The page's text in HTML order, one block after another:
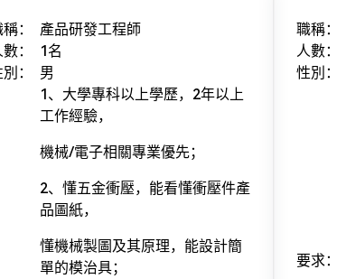
：
產品研發工程師
：
1名
：
男
1、大學專科以上學歷，2年以上
工作經驗，
機械/電子相關專業優先；
2、懂五金衝壓，能看懂衝壓件產
品圖紙，
懂機械製圖及其原理，能設計簡
單的模治具；
職稱：
人數：
性別：
要求：